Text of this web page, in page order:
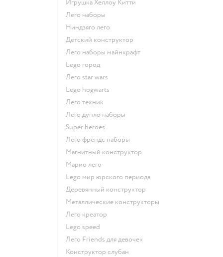
Игрушка Хеллоу Китти
Лего наборы
Ниндзяго лего
Детский конструктор
Лего наборы майнкрафт
Lego город
Лего star wars
Lego hogwarts
Лего техник
Лего дупло наборы
Super heroes
Лего френдс наборы
Магнитный конструктор
Марио лего
Lego мир юрского периода
Деревянный конструктор
Металлические конструкторы
Лего креатор
Lego speed
Лего Friends для девочек
Конструктор слубан